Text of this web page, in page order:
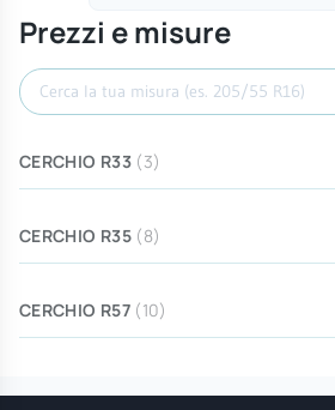
Prezzi e misure
Cerca misura
CERCHIO R33 (3)
CERCHIO R35 (8)
CERCHIO R57 (10)